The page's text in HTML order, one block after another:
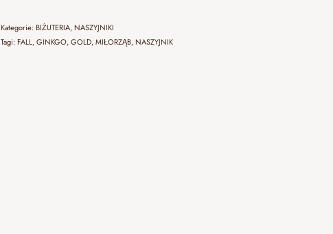
Kategorie:BIŻUTERIA,NASZYJNIKI
Tagi:FALL,GINKGO,GOLD,MIŁORZĄB,NASZYJNIK